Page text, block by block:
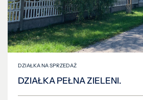
DZIAŁKA NA SPRZEDAŻ
DZIAŁKA PEŁNA ZIELENI.